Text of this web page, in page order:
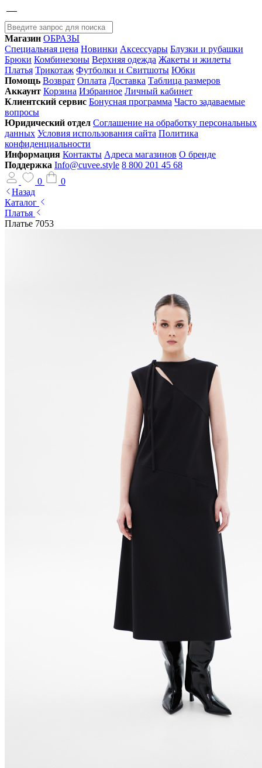
Магазин ОБРАЗЫ
Специальная цена Новинки Аксессуары Блузки и рубашки
Брюки Комбинезоны Верхняя одежда Жакеты и жилеты
Платья Трикотаж Футболки и Свитшоты Юбки
Помощь Возврат Оплата Доставка Таблица размеров
Аккаунт Корзина Избранное Личный кабинет
Клиентский сервис Бонусная программа Часто задаваемые
вопросы
Юридический отдел Соглашение на обработку персональных
данных Условия использования сайта Политика
конфиденциальности
Информация Контакты Адреса магазинов О бренде
Поддержка Info@cuvee.style 8 800 201 45 68
0
0
Назад
Каталог
Платья
Платье 7053